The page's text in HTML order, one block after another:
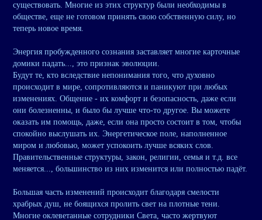
существовать. Многие из этих структур были необходимы в
обществе, еще не готовом принять свою собственную силу, но
теперь новое время.
Энергия пробужденного сознания заставляет многие карточные
домики падать..., это признак эволюции.
Будут те, кто вследствие непонимания того, что духовно
происходит в мире, сопротивляются и паникуют при любых
изменениях. Общение - их комфорт и безопасность, даже если
они болезненны, и было бы лучше что-то другое. Вы можете
оказать им помощь, даже, если она просто состоит в том, чтобы
спокойно выслушать их. Энергетическое поле, наполненное
миром и любовью, может успокоить лучше всяких слов.
Правительственные структуры, закон, религии, семья и т.д. все
меняется..., большинство из них изменится или полностью падёт.
Большая часть изменений происходит благодаря смелости
храбрых душ, не боящихся пролить свет на плотные тени.
Многие оклеветанные сотрудники Света, часто жертвуют